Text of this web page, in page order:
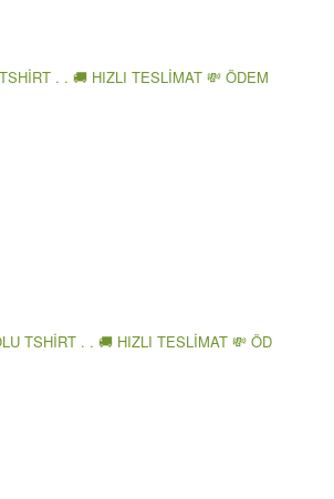
. . 🚚 HIZLI TESLİMAT 💸 ÖDEM
TSHİRT . . 🚚 HIZLI TESLİMAT 💸 ÖD